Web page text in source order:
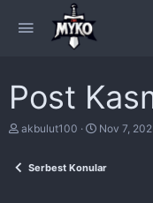
Post
T
e
akbulut100
S
r
Nov 7,
Serbest Konular